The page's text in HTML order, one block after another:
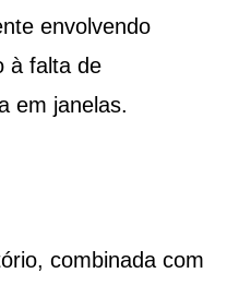
envolvendo
à falta de
em janelas.
combinada com